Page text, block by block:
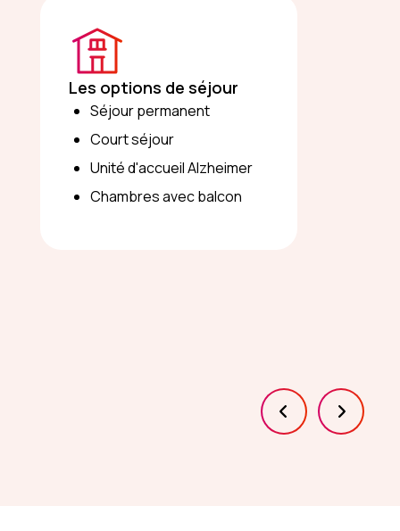
Les options de séjour
Séjour permanent
Court séjour
Unité d'accueil Alzheimer
Chambres avec balcon